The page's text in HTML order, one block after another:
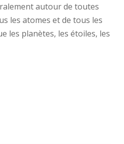
autour de toutes
les atomes et de tous les
les planètes, les étoiles, les